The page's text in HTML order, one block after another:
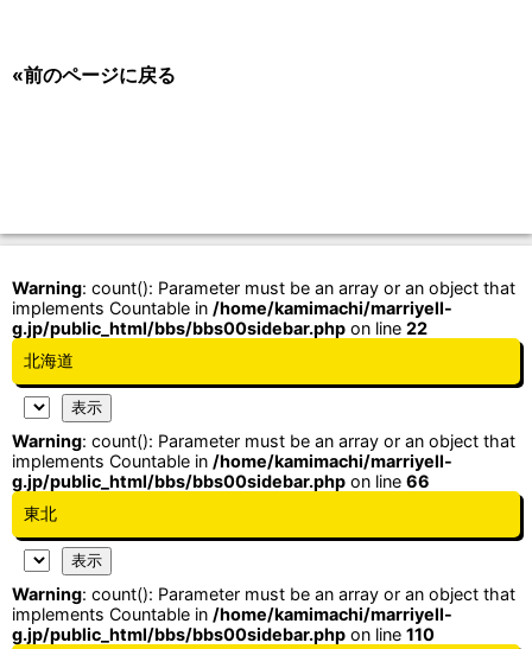
«前のページに戻る
Warning: count(): Parameter must be an array or an object that
implements Countable in /home/kamimachi/marriyell-
g.jp/public_html/bbs/bbs00sidebar.php on line 22
北海道
Warning: count(): Parameter must be an array or an object that
implements Countable in /home/kamimachi/marriyell-
g.jp/public_html/bbs/bbs00sidebar.php on line 66
東北
Warning: count(): Parameter must be an array or an object that
implements Countable in /home/kamimachi/marriyell-
g.jp/public_html/bbs/bbs00sidebar.php on line 110